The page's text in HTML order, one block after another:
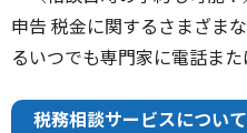
税務相談サービスについて